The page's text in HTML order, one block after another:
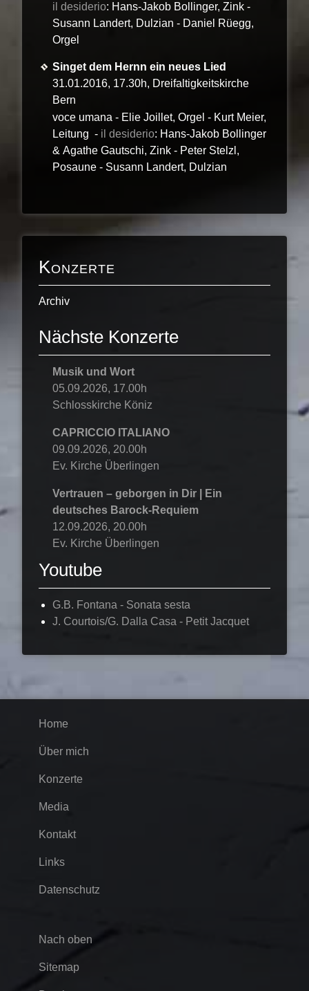
il desiderio: Hans-Jakob Bollinger, Zink -
Susann Landert, Dulzian - Daniel Rüegg,
Orgel
Singet dem Hernn ein neues Lied
31.01.2016, 17.30h, Dreifaltigkeitskirche
Bern
voce umana - Elie Joillet, Orgel - Kurt Meier,
Leitung - il desiderio: Hans-Jakob Bollinger
& Agathe Gautschi, Zink - Peter Stelzl,
Posaune - Susann Landert, Dulzian
Konzerte
Archiv
Nächste Konzerte
Musik und Wort
05.09.2026, 17.00h
Schlosskirche Köniz
CAPRICCIO ITALIANO
09.09.2026, 20.00h
Ev. Kirche Überlingen
Vertrauen – geborgen in Dir | Ein
deutsches Barock-Requiem
12.09.2026, 20.00h
Ev. Kirche Überlingen
Youtube
G.B. Fontana - Sonata sesta
J. Courtois/G. Dalla Casa - Petit Jacquet
Home
Über mich
Konzerte
Media
Kontakt
Links
Datenschutz
Nach oben
Sitemap